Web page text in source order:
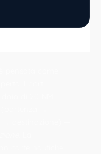
come